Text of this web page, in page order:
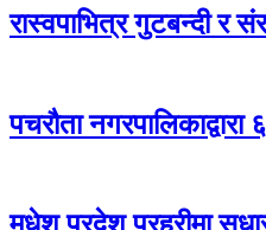
रास्वपाभित्र गुटबन्दी र
पचरौता